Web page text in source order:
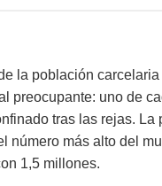
la población
preocupante: uno de
tras las rejas.
número más alto del
1,5 millones.